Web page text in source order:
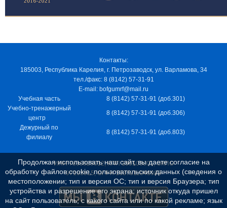
Контакты:
185003, Республика Карелия, г. Петрозаводск, ул. Варламова, 34
тел./факс: 8 (8142) 57-31-91
E-mail: bofgumrf@mail.ru
Учебная часть
8 (8142) 57-31-91 (доб.301)
Учебно-тренажерный
центр
8 (8142) 57-31-91 (доб.306)
Дежурный по
филиалу
8 (8142) 57-31-91 (доб.803)
ИНН 7805029012, КПП 100103001, ОКПО
97163915, ОГРН 1037811048989
Продолжая использовать наш сайт, вы даете согласие на
обработку файлов cookie, пользовательских данных (сведения о
местоположении; тип и версия ОС; тип и версия Браузера; тип
устройства и разрешение его экрана; источник откуда пришел
на сайт пользователь; с какого сайта или по какой рекламе; язык